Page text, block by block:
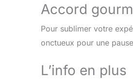
Accord
Pour sublimer votre
onctueux pour une
L’info en plus